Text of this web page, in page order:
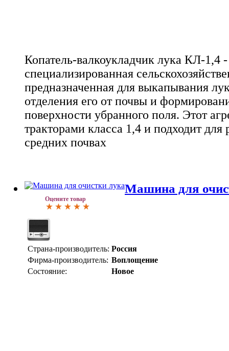
Копатель-валкоукладчик лука КЛ-1,4 -
специализированная
предназначенная для выкапывания
отделения его от почвы и
поверхности убранного поля. Этот
тракторами класса 1,4 и подходит для
средних почвах
Оцените товар
Машина для
Страна-производитель: Россия
Фирма-производитель: Воплощение
Состояние:
Новое